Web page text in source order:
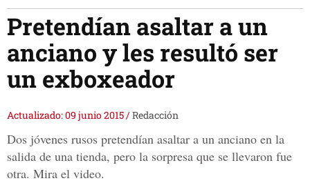
Pretendían asaltar a un
anciano y les resultó ser
un exboxeador
Actualizado: 09 junio 2015/Redacción
Dos jóvenes rusos pretendían asaltar a un anciano en la
salida de una tienda, pero la sorpresa que se llevaron fue
otra. Mira el video.